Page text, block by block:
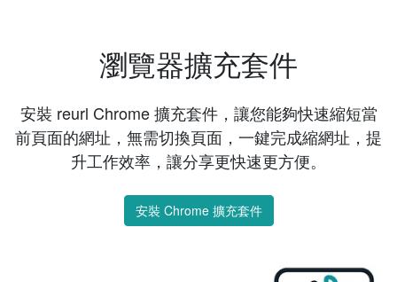
瀏覽器擴充套件
安裝 reurl Chrome 擴充套件，讓您能夠快速縮短當
前頁面的網址，無需切換頁面，一鍵完成縮網址，提
升工作效率，讓分享更快速更方便。
安裝 Chrome 擴充套件